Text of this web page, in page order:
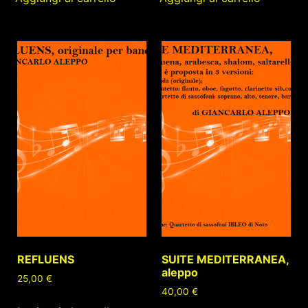
REFLUENS
25,00€
SUITE MEDITERRANEA,
aleppo
40,00€